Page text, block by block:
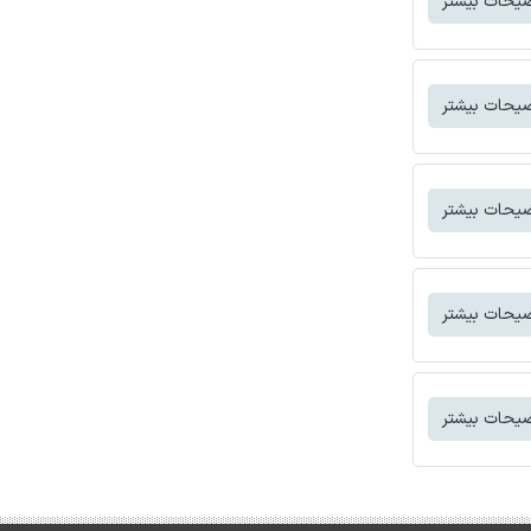
بیشتر
بیشتر
بیشتر
بیشتر